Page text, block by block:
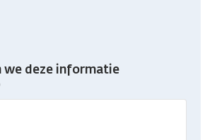
we deze informatie